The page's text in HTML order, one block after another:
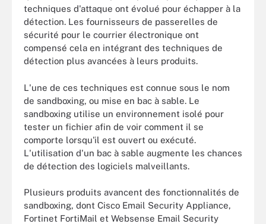
techniques d'attaque ont évolué pour échapper à la
détection. Les fournisseurs de passerelles de
sécurité pour le courrier électronique ont
compensé cela en intégrant des techniques de
détection plus avancées à leurs produits.
L'une de ces techniques est connue sous le nom
de sandboxing, ou mise en bac à sable. Le
sandboxing utilise un environnement isolé pour
tester un fichier afin de voir comment il se
comporte lorsqu'il est ouvert ou exécuté.
L'utilisation d'un bac à sable augmente les chances
de détection des logiciels malveillants.
Plusieurs produits avancent des fonctionnalités de
sandboxing, dont Cisco Email Security Appliance,
Fortinet FortiMail et Websense Email Security